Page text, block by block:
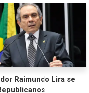
Raimundo Lira se